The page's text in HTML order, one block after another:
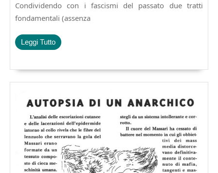
L’enigma
della
o
della
in
democrazia
Pedro
Olivo
(NAUTILUS,
2014)
Condividendo con i fascismi del passato due tratti
fondamentali (assenza
Leggi TuttoLeggi
Tutto